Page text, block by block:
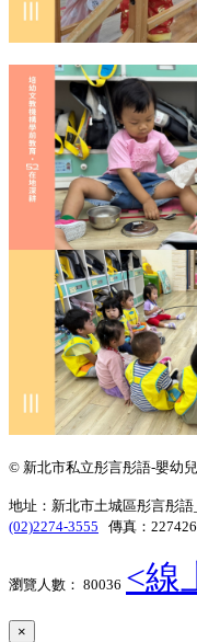
© 新北市私立彤言彤語-嬰幼
地址：新北市土城區彤言彤
(02)2274-3555 傳真：
瀏覽人數： 80036 <線
×